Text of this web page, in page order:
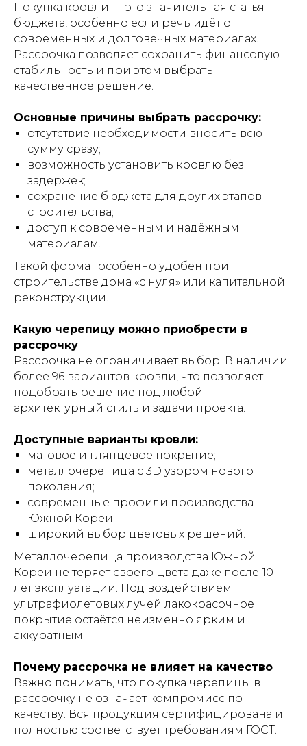
Покупка кровли — это значительная статья
бюджета, особенно если речь идёт о
современных и долговечных материалах.
Рассрочка позволяет сохранить финансовую
стабильность и при этом выбрать
качественное решение.
Основные причины выбрать рассрочку:
отсутствие необходимости вносить всю
сумму сразу;
возможность установить кровлю без
задержек;
сохранение бюджета для других этапов
строительства;
доступ к современным и надёжным
материалам.
Такой формат особенно удобен при
строительстве дома «с нуля» или капитальной
реконструкции.
Какую черепицу можно приобрести в
рассрочку
Рассрочка не ограничивает выбор. В наличии
более 96 вариантов кровли, что позволяет
подобрать решение под любой
архитектурный стиль и задачи проекта.
Доступные варианты кровли:
матовое и глянцевое покрытие;
металлочерепица с 3D узором нового
поколения;
современные профили производства
Южной Кореи;
широкий выбор цветовых решений.
Металлочерепица производства Южной
Кореи не теряет своего цвета даже после 10
лет эксплуатации. Под воздействием
ультрафиолетовых лучей лакокрасочное
покрытие остаётся неизменно ярким и
аккуратным.
Почему рассрочка не влияет на качество
Важно понимать, что покупка черепицы в
рассрочку не означает компромисс по
качеству. Вся продукция сертифицирована и
полностью соответствует требованиям ГОСТ.